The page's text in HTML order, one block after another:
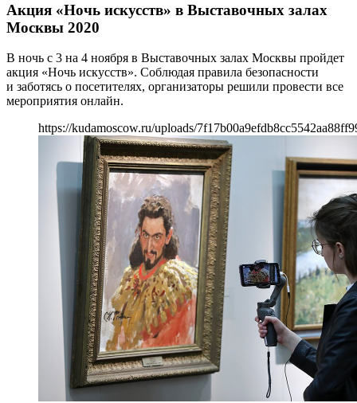
Акция «Ночь искусств» в Выставочных залах
Москвы 2020
В ночь с 3 на 4 ноября в Выставочных залах Москвы пройдет
акция «Ночь искусств». Соблюдая правила безопасности
и заботясь о посетителях, организаторы решили провести все
мероприятия онлайн.
https://kudamoscow.ru/uploads/